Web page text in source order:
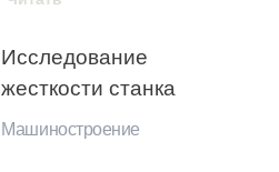
Исследование
жесткости станка
Машиностроение